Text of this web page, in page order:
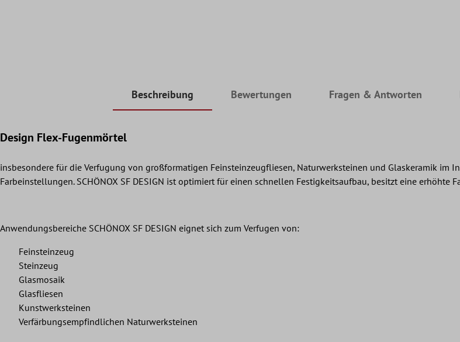
Beschreibung Bewertungen Fragen & Antworten
Design Flex-Fugenmörtel
insbesondere für die Verfugung von großformatigen Feinsteinzeugfliesen, Naturwerksteinen und Glaskeramik im
Farbeinstellungen. SCHÖNOX SF DESIGN ist optimiert für einen schnellen Festigkeitsaufbau, besitzt eine
Anwendungsbereiche SCHÖNOX SF DESIGN eignet sich zum Verfugen von:
Feinsteinzeug
Steinzeug
Glasmosaik
Glasfliesen
Kunstwerksteinen
Verfärbungsempfindlichen Naturwerksteinen